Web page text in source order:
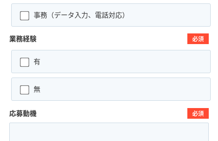
事務（データ入力、電話対応）
業務経験 必須
有
無
応募動機 必須